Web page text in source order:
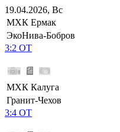
19.04.2026, Вс
МХК Ермак
ЭкоНива-Бобров
3:2 ОТ
МХК Калуга
Гранит-Чехов
3:4 ОТ